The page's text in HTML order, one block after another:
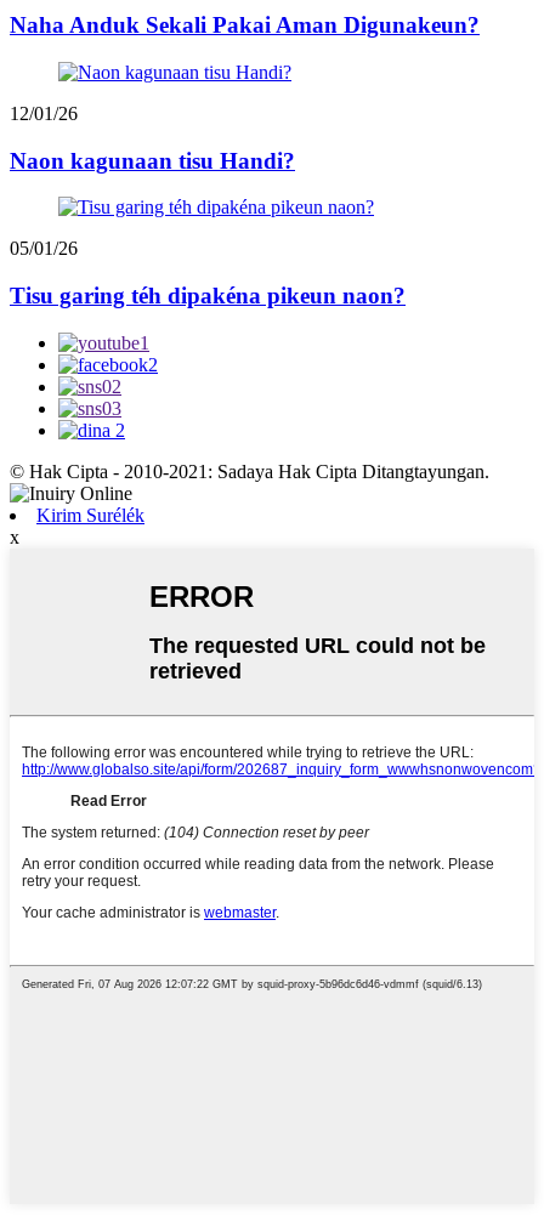
Naha Anduk Sekali Pakai Aman Digunakeun?
12/01/26
Naon kagunaan tisu Handi?
05/01/26
Tisu garing téh dipakéna pikeun naon?
© Hak Cipta - 2010-2021: Sadaya Hak Cipta Ditangtayungan.
Kirim Surélék
x